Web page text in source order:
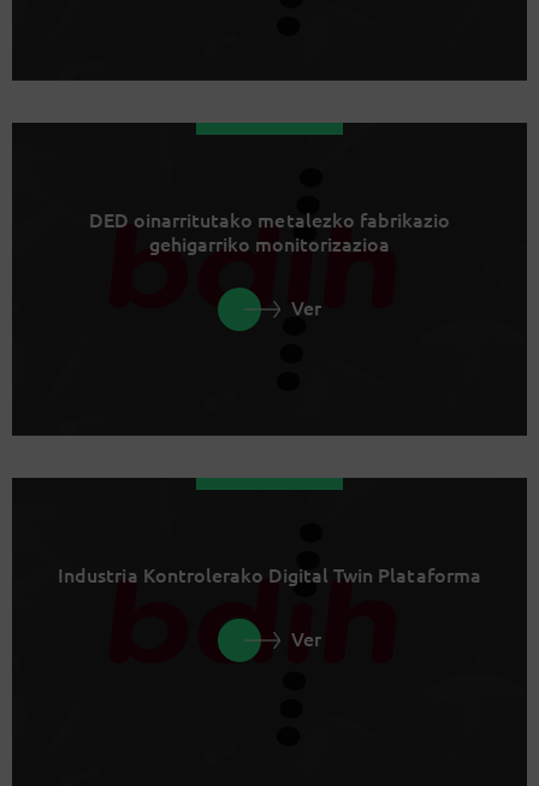
DED oinarritutako metalezko fabrikazio
gehigarriko monitorizazioa
Ver
Industria Kontrolerako Digital Twin Plataforma
Ver